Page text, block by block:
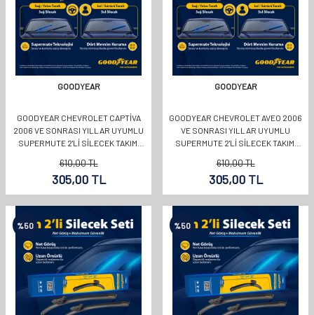
GOODYEAR
GOODYEAR CHEVROLET CAPTIVA
2006 VE SONRASI YILLAR UYUMLU
SUPERMUTE 2'LI SILECEK TAKIMI
610,00TL
305,00TL
GOODYEAR
GOODYEAR CHEVROLET AVEO 2006
VE SONRASI YILLAR UYUMLU
SUPERMUTE 2'LI SILECEK TAKIMI
610,00TL
305,00TL
%50 %50